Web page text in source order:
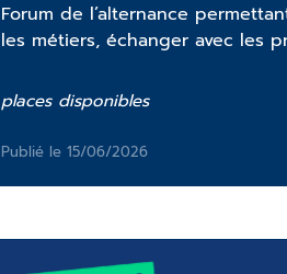
Forum de l’alternance
les métiers, échanger avec les
places disponibles
Publié le 15/06/2026